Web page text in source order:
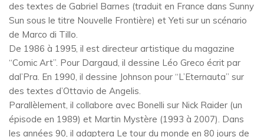
des textes de Gabriel Barnes (traduit en France dans Sunny
Sun sous le titre Nouvelle Frontière) et Yeti sur un scénario
de Marco di Tillo.
De 1986 à 1995, il est directeur artistique du magazine
“Comic Art”. Pour Dargaud, il dessine Léo Greco écrit par
dal’Pra. En 1990, il dessine Johnson pour “L’Eternauta” sur
des textes d’Ottavio de Angelis.
Parallèlement, il collabore avec Bonelli sur Nick Raider (un
épisode en 1989) et Martin Mystère (1993 à 2007). Dans
les années 90, il adaptera Le tour du monde en 80 jours de